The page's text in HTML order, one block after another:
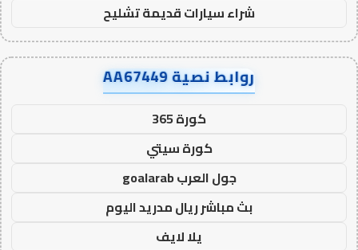
شراء سيارات قديمة تشليح
روابط نصية AA67449
كورة 365
كورة سيتي
جول العرب goalarab
بث مباشر ريال مدريد اليوم
يلا لايف